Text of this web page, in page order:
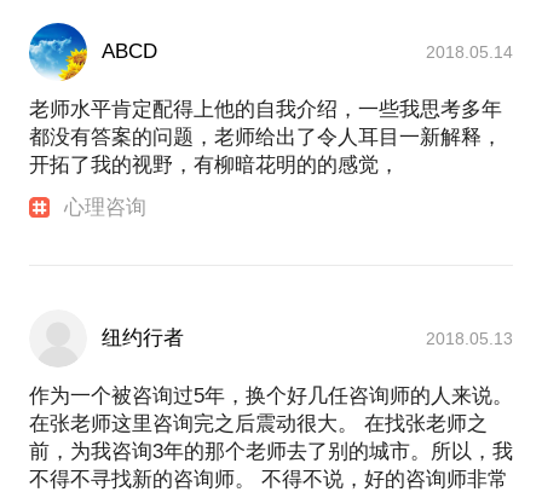
ABCD 2018.05.14
老师水平肯定配得上他的自我介绍，一些我思考多年
都没有答案的问题，老师给出了令人耳目一新解释，
开拓了我的视野，有柳暗花明的的感觉，
心理咨询
纽约行者 2018.05.13
作为一个被咨询过5年，换个好几任咨询师的人来说。
在张老师这里咨询完之后震动很大。 在找张老师之
前，为我咨询3年的那个老师去了别的城市。所以，我
不得不寻找新的咨询师。 不得不说，好的咨询师非常